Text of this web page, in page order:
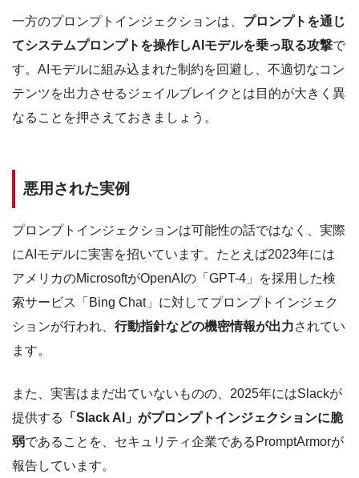
一方のプロンプトインジェクションは、 プロンプトを通じ
てシステムプロンプトを操作しAIモデルを乗っ取る攻撃で
す。AIモデルに組み込まれた制約を回避し、不適切なコン
テンツを出力させるジェイルブレイクとは目的が大きく異
なることを押さえておきましょう。
悪用された実例
プロンプトインジェクションは可能性の話ではなく、実際
にAIモデルに実害を招いています。たとえば2023年には
アメリカのMicrosoftがOpenAIの「GPT-4」を採用した検
索サービス「Bing Chat」に対してプロンプトインジェク
ションが行われ、 行動指針などの機密情報が出力されてい
ます。
また、実害はまだ出ていないものの、2025年にはSlackが
提供する
「Slack AI」がプロンプトインジェクションに脆
弱であることを、セキュリティ企業であるPromptArmorが
報告しています。